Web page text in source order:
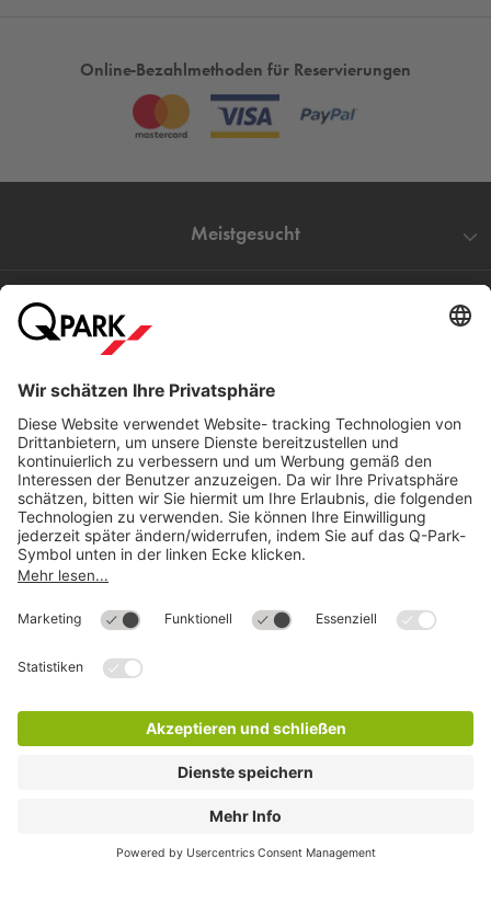
Online-Bezahlmethoden für Reservierungen
Meistgesucht
Hilfe
Direkt zum
Download
Cookie Informationen
©Q-ParkDeutschland (2018)
Datenschutzerklärung
Impressum